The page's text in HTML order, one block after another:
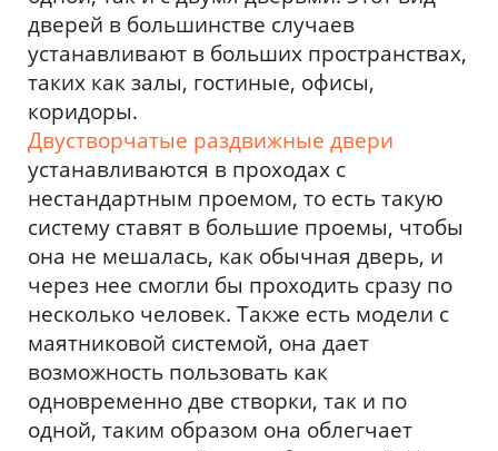
дверей в большинстве случаев
устанавливают в больших пространствах,
таких как залы, гостиные, офисы,
коридоры.
Двустворчатые раздвижные двери
устанавливаются в проходах с
нестандартным проемом, то есть такую
систему ставят в большие проемы, чтобы
она не мешалась, как обычная дверь, и
через нее смогли бы проходить сразу по
несколько человек. Также есть модели с
маятниковой системой, она дает
возможность пользовать как
одновременно две створки, так и по
одной, таким образом она облегчает